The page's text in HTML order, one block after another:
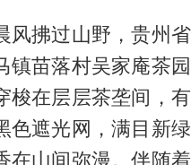
风拂过山野，贵州
镇苗落村吴家庵茶园
梭在层层茶垄间，
色遮光网，满目新
在山间弥漫。伴随